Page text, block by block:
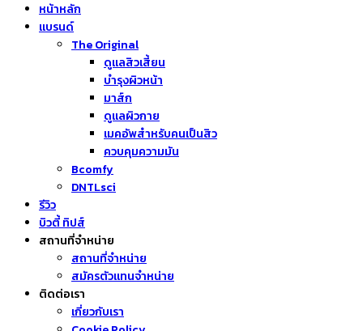
หน้าหลัก
แบรนด์
The Original
ดูแลสิวเสี้ยน
บำรุงผิวหน้า
มาส์ก
ดูแลผิวกาย
เมคอัพสำหรับคนเป็นสิว
ควบคุมความมัน
Bcomfy
DNTLsci
รีวิว
บิวตี้ ทิปส์
สถานที่จำหน่าย
สถานที่จำหน่าย
สมัครตัวแทนจำหน่าย
ติดต่อเรา
เกี่ยวกับเรา